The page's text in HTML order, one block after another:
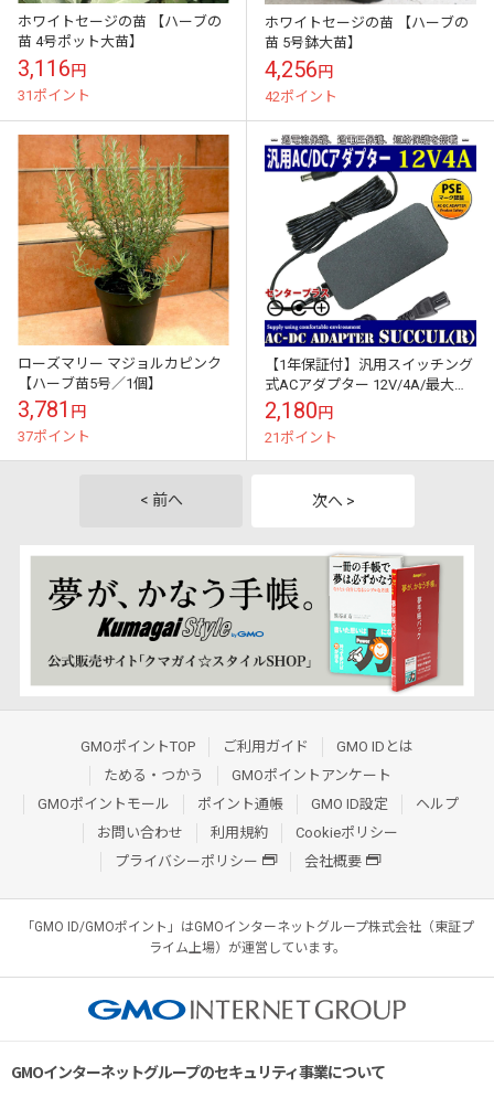
ホワイトセージの苗 【ハーブの
苗 4号ポット大苗】
3,116円
31ポイント
ホワイトセージの苗 【ハーブの
苗 5号鉢大苗】
4,256円
42ポイント
ローズマリー マジョルカピンク
【ハーブ苗5号／1個】
3,781 円
37ポイント
【1年保証付】汎用スイッチング
式ACアダプター 12V/4A/最大出
力48W 出力プラグ外径5.5mm(内
径2.1mm)PSE取得...
2,180円
21ポイント
< 前へ 次へ >
GMOポイントTOP ご利用ガイド
GMO IDとは
ためる・つかう
GMOポイントアンケート
GMOポイントモール
ポイント通帳 GMO ID設定
ヘルプ
お問い合わせ
利用規約
Cookieポリシー
プライバシーポリシー
会社概要
「GMO ID/GMOポイント」はGMOインターネットグループ株式会社（東証プ
ライム上場）が運営しています。
GMOインターネットグループのセキュリティ事業について